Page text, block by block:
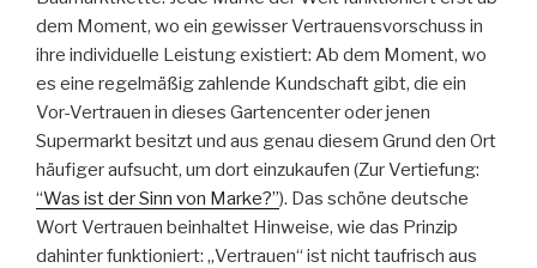
dem Moment, wo ein gewisser Vertrauensvorschuss in
ihre individuelle Leistung existiert: Ab dem Moment, wo
es eine regelmäßig zahlende Kundschaft gibt, die ein
Vor-Vertrauen in dieses Gartencenter oder jenen
Supermarkt besitzt und aus genau diesem Grund den Ort
häufiger aufsucht, um dort einzukaufen (Zur Vertiefung:
“Was ist der Sinn von Marke?”). Das schöne deutsche
Wort Vertrauen beinhaltet Hinweise, wie das Prinzip
dahinter funktioniert: „Vertrauen“ ist nicht taufrisch aus